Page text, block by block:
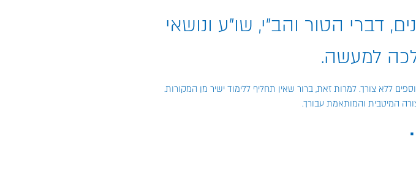
דברי הטור והב"י, שו"ע ונושאי
למעשה.
ללא צורך. למרות זאת, ברור שאין תחליף ללימוד ישיר מן המקורות.
המיטבית והמותאמת עבורך.
.